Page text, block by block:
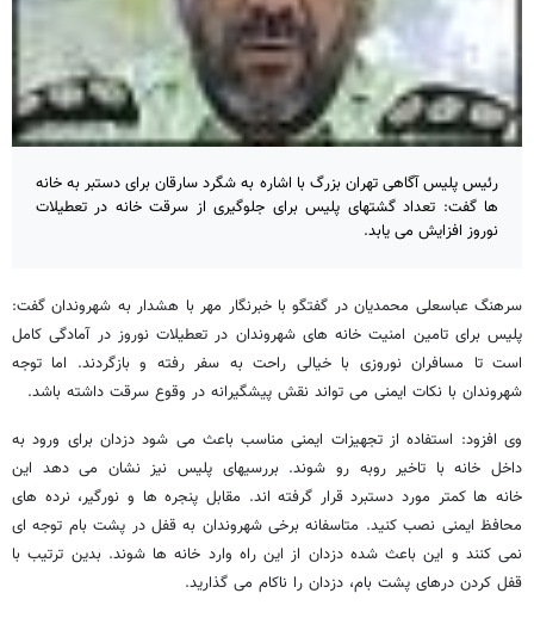
رئیس پلیس آگاهی تهران بزرگ با اشاره به شگرد سارقان برای دستبر به خانه
ها گفت: تعداد گشتهای پلیس برای جلوگیری از سرقت خانه در تعطیلات
نوروز افزایش می یابد.
سرهنگ عباسعلی محمدیان در گفتگو با خبرنگار مهر با هشدار به شهروندان گفت:
پلیس برای تامین امنیت خانه های شهروندان در تعطیلات نوروز در آمادگی کامل
است تا مسافران نوروزی با خیالی راحت به سفر رفته و بازگردند. اما توجه
شهروندان با نکات ایمنی می تواند نقش پیشگیرانه در وقوع سرقت داشته باشد.
وی افزود: استفاده از تجهیزات ایمنی مناسب باعث می شود دزدان برای ورود به
داخل خانه با تاخیر روبه رو شوند. بررسیهای پلیس نیز نشان می دهد این
خانه ها کمتر مورد دستبرد قرار گرفته اند. مقابل پنجره ها و نورگیر، نرده های
محافظ ایمنی نصب کنید. متاسفانه برخی شهروندان به قفل در پشت بام توجه ای
نمی کنند و این باعث شده دزدان از این راه وارد خانه ها شوند. بدین ترتیب با
قفل کردن درهای پشت بام، دزدان را ناکام می گذارید.